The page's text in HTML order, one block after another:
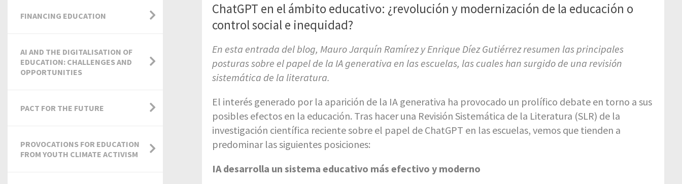
ChatGPT en el ámbito educativo: ¿revolución y modernización de la educación o
control social e inequidad?
En esta entrada del blog, Mauro Jarquín Ramírez y Enrique Díez Gutiérrez resumen las principales
posturas sobre el papel de la IA generativa en las escuelas, las cuales han surgido de una revisión
sistemática de la literatura.
El interés generado por la aparición de la IA generativa ha provocado un prolífico debate en torno a sus
posibles efectos en la educación. Tras hacer una Revisión Sistemática de la Literatura (SLR) de la
investigación científica reciente sobre el papel de ChatGPT en las escuelas, vemos que tienden a
predominar las siguientes posiciones:
IA desarrolla un sistema educativo más efectivo y moderno
FINANCING EDUCATION
AI AND THE DIGITALISATION OF
EDUCATION: CHALLENGES AND
OPPORTUNITIES
PACT FOR THE FUTURE
PROVOCATIONS FOR EDUCATION
FROM YOUTH CLIMATE ACTIVISM